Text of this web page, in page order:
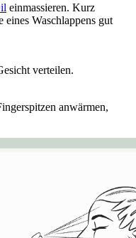
einmassieren. Kurz
Waschlappens gut
verteilen.
anwärmen,